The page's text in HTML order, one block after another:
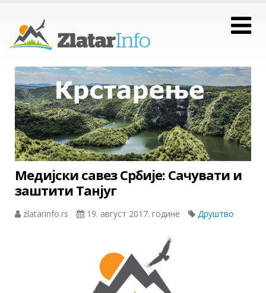
Медијски савез Србије: Сачувати и
заштити Танјуг
zlatarinfo.rs 19. август 2017. године Друштво